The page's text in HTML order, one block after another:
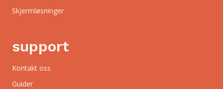
Skjermløsninger
support
Kontakt oss
Guider